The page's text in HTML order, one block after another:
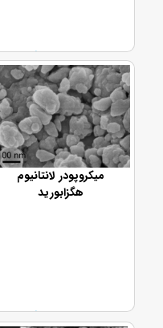
تماس بگیرید
میکروپودر لانتانیوم
هگزابورید
تماس بگیرید